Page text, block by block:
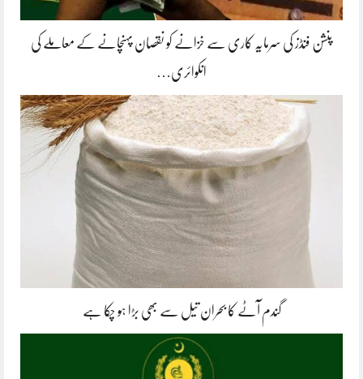
پنشن فنڈز کی سرمایہ کاری سے خزانے کو نقصان پہنچانے کے معاملے کی
انکوائری…
گندم آٹے کا بحران تیل سے بھی بڑا ہو چکا ہے